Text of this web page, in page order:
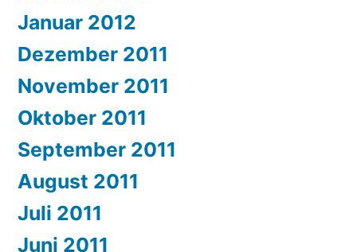
Januar 2012
Dezember 2011
November 2011
Oktober 2011
September 2011
August 2011
Juli 2011
Juni 2011